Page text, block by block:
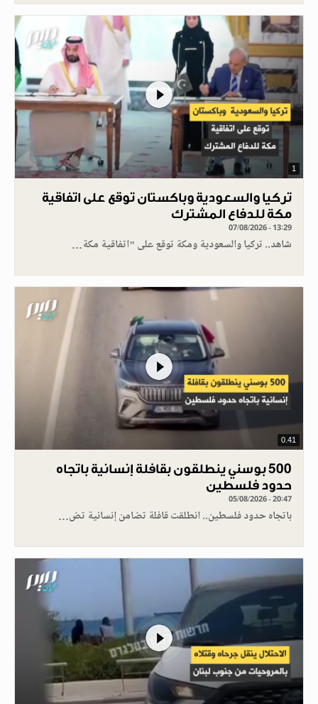
1
تركيا والسعودية وباكستان توقع على اتفاقية
مكة للدفاع المشترك
07/08/2026 - 13:29
شاهد.. تركيا والسعودية ومكة توقع على "اتفاقية مكة…
0.41
500 بوسني ينطلقون بقافلة إنسانية باتجاه
حدود فلسطين
05/08/2026 - 20:47
باتجاه حدود فلسطين.. انطلقت قافلة تضامن إنسانية تض…